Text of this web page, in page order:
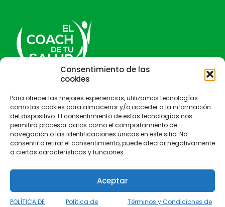
Consentimiento de las
cookies
Para ofrecer las mejores experiencias, utilizamos tecnologías
como las cookies para almacenar y/o acceder a la información
del dispositivo. El consentimiento de estas tecnologías nos
permitirá procesar datos como el comportamiento de
navegación o las identificaciones únicas en este sitio. No
consentir o retirar el consentimiento, puede afectar negativamente
a ciertas características y funciones.
Aceptar
POLÍTICA DE Política de Términos y Condiciones de